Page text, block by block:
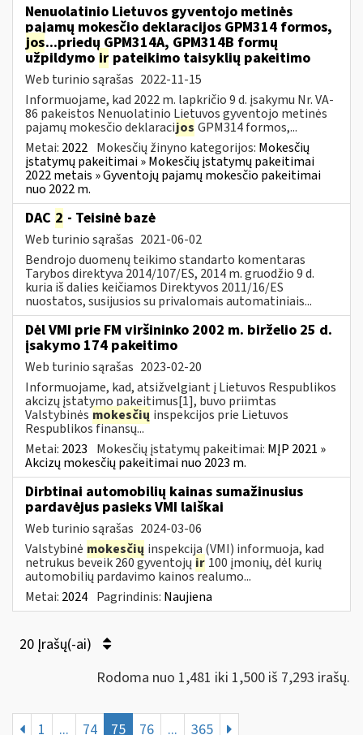
Nenuolatinio Lietuvos gyventojo metinės
pajamų mokesčio deklaracijos GPM314 formos,
jos...priedų GPM314A, GPM314B formų
užpildymo ir pateikimo taisyklių pakeitimo
Web turinio sąrašas 2022-11-15
Informuojame, kad 2022 m. lapkričio 9 d. įsakymu Nr. VA-
86 pakeistos Nenuolatinio Lietuvos gyventojo metinės
pajamų mokesčio deklaracijos GPM314 formos,...
Metai: 2022 Mokesčių žinyno kategorijos: Mokesčių
įstatymų pakeitimai » Mokesčių įstatymų pakeitimai
2022 metais » Gyventojų pajamų mokesčio pakeitimai
nuo 2022 m.
DAC 2 - Teisinė bazė
Web turinio sąrašas 2021-06-02
Bendrojo duomenų teikimo standarto komentaras
Tarybos direktyva 2014/107/ES, 2014 m. gruodžio 9 d.
kuria iš dalies keičiamos Direktyvos 2011/16/ES
nuostatos, susijusios su privalomais automatiniais...
Dėl VMI prie FM viršininko 2002 m. birželio 25 d.
įsakymo 174 pakeitimo
Web turinio sąrašas 2023-02-20
Informuojame, kad, atsižvelgiant į Lietuvos Respublikos
akcizų įstatymo pakeitimus[1], buvo priimtas
Valstybinės mokesčių inspekcijos prie Lietuvos
Respublikos finansų...
Metai: 2023 Mokesčių įstatymų pakeitimai: MĮP 2021 »
Akcizų mokesčių pakeitimai nuo 2023 m.
Dirbtinai automobilių kainas sumažinusius
pardavėjus pasieks VMI laiškai
Web turinio sąrašas 2024-03-06
Valstybinė mokesčių inspekcija (VMI) informuoja, kad
netrukus beveik 260 gyventojų ir 100 įmonių, dėl kurių
automobilių pardavimo kainos realumo...
Metai: 2024 Pagrindinis: Naujiena
20 Įrašų(-ai)
Rodoma nuo 1,481 iki 1,500 iš 7,293 irašų.
1 ... 74 75 76 ... 365